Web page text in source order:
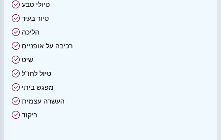
טיולי טבע
סיור בעיר
הליכה
רכיבה על אופניים
שַׁיִט
טיול לחו"ל
מפגש ביתי
העשרה עצמית
ריקוד